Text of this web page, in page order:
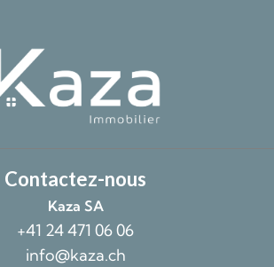
Contactez-nous
Kaza SA
+41 24 471 06 06
info@kaza.ch